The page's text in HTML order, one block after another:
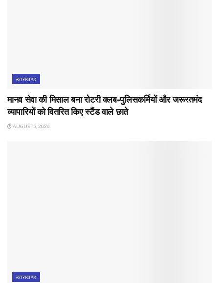
उत्तराखण्ड
मानव सेवा की मिसाल बना रोटरी क्लब-पुलिसकर्मियों और जरूरतमंद
व्यापारियों को वितरित किए स्टैंड वाले छाते
AUGUST 5, 2026
उत्तराखण्ड